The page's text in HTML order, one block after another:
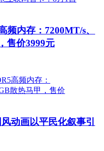
频内存：7200MT/s、
售价3999元
动画以平民化叙事引